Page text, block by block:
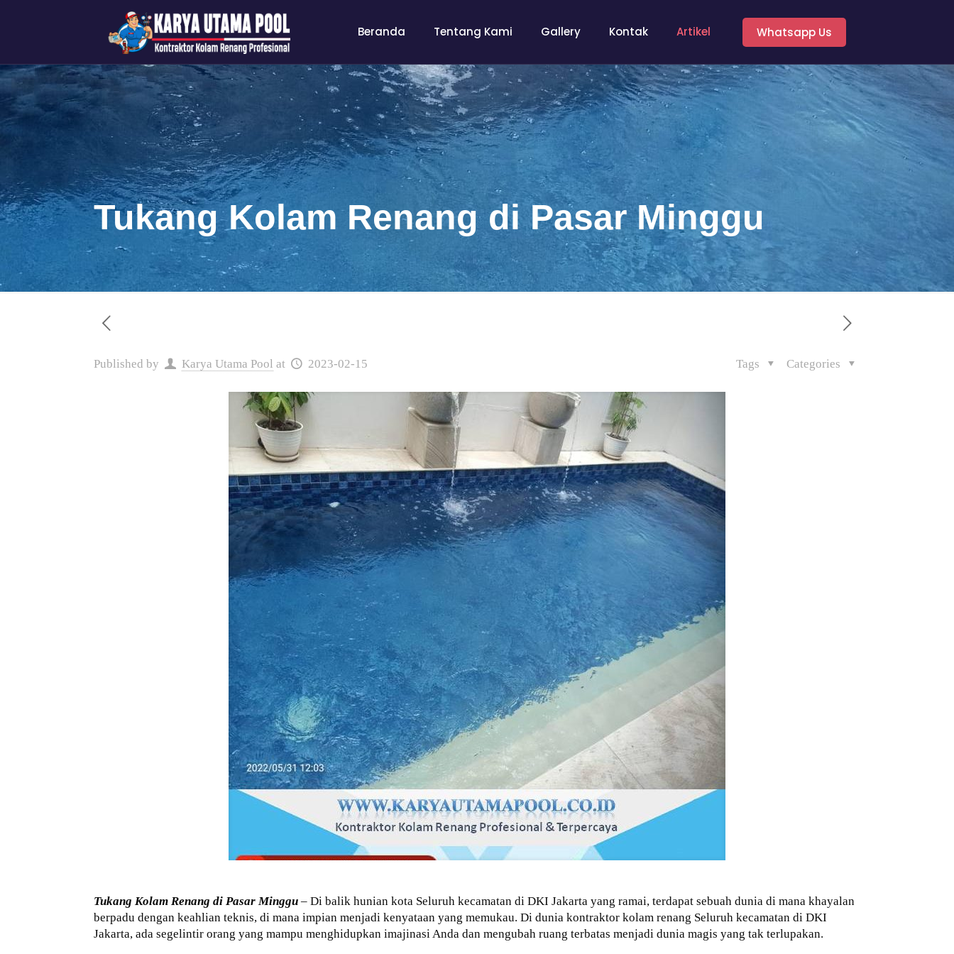
Beranda Tentang Kami Gallery Kontak Artikel Whatsapp Us
Tukang Kolam Renang di Pasar Minggu
Published by Karya Utama Pool at 2023-02-15 Categories
Tags
Tukang Kolam Renang di Pasar Minggu – Di balik hunian kota Seluruh kecamatan di DKI Jakarta yang ramai, terdapat sebuah dunia di mana khayalan
berpadu dengan keahlian teknis, di mana impian menjadi kenyataan yang memukau. Di dunia kontraktor kolam renang Seluruh kecamatan di DKI
Jakarta, ada segelintir orang yang mampu menghidupkan imajinasi Anda dan mengubah ruang terbatas menjadi dunia magis yang tak terlupakan.